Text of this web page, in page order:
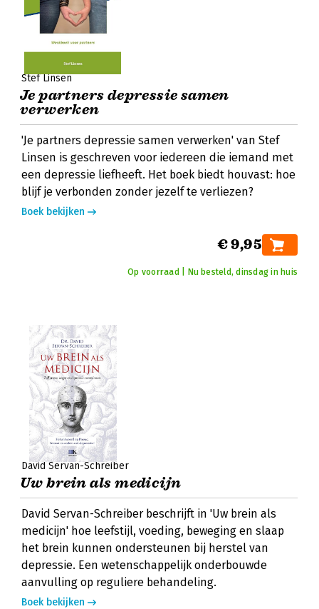
Stef Linsen
Je partners depressie samen
verwerken
'Je partners depressie samen verwerken' van Stef
Linsen is geschreven voor iedereen die iemand met
een depressie liefheeft. Het boek biedt houvast: hoe
blijf je verbonden zonder jezelf te verliezen?
Boek bekijken
€ 9,95
Op voorraad | Nu besteld, dinsdag in huis
David Servan-Schreiber
Uw brein als medicijn
David Servan-Schreiber beschrijft in 'Uw brein als
medicijn' hoe leefstijl, voeding, beweging en slaap
het brein kunnen ondersteunen bij herstel van
depressie. Een wetenschappelijk onderbouwde
aanvulling op reguliere behandeling.
Boek bekijken